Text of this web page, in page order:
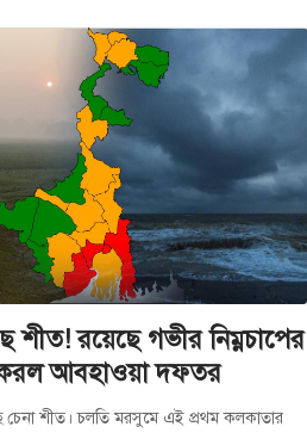
শীত! রয়েছে গভীর নিম্নচাপের
আবহাওয়া দফতর
চেনা শীত। চলতি মরসুমে এই প্রথম কলকাতার